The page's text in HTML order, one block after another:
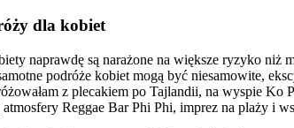
dla kobiet
naprawdę są narażone na większe ryzyko
podróże kobiet mogą być niesamowite,
z plecakiem po Tajlandii, na wyspie Ko
atmosfery Reggae Bar Phi Phi, imprez na plaży i